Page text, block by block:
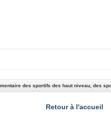
Retour à l'accueil